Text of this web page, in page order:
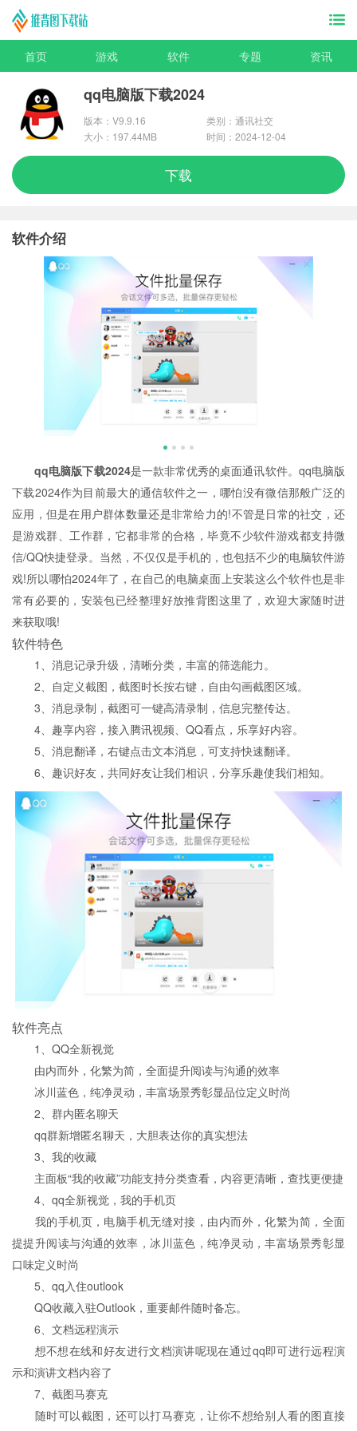
首页 游戏 软件 专题 资讯
qq电脑版下载2024
版本：V9.9.16
类别：通讯社交
大小：197.44MB
时间：2024-12-04
下载
软件介绍
qq电脑版下载2024是一款非常优秀的桌面通讯软件。qq电脑版
下载2024作为目前最大的通信软件之一，哪怕没有微信那般广泛的
应用，但是在用户群体数量还是非常给力的!不管是日常的社交，还
是游戏群、工作群，它都非常的合格，毕竟不少软件游戏都支持微
信/QQ快捷登录。当然，不仅仅是手机的，也包括不少的电脑软件游
戏!所以哪怕2024年了，在自己的电脑桌面上安装这么个软件也是非
常有必要的，安装包已经整理好放推背图这里了，欢迎大家随时进
来获取哦!
软件特色
1、消息记录升级，清晰分类，丰富的筛选能力。
2、自定义截图，截图时长按右键，自由勾画截图区域。
3、消息录制，截图可一键高清录制，信息完整传达。
4、趣享内容，接入腾讯视频、QQ看点，乐享好内容。
5、消息翻译，右键点击文本消息，可支持快速翻译。
6、趣识好友，共同好友让我们相识，分享乐趣使我们相知。
软件亮点
1、QQ全新视觉
由内而外，化繁为简，全面提升阅读与沟通的效率
冰川蓝色，纯净灵动，丰富场景秀彰显品位定义时尚
2、群内匿名聊天
qq群新增匿名聊天，大胆表达你的真实想法
3、我的收藏
主面板“我的收藏”功能支持分类查看，内容更清晰，查找更便捷
4、qq全新视觉，我的手机页
我的手机页，电脑手机无缝对接，由内而外，化繁为简，全面
提提升阅读与沟通的效率，冰川蓝色，纯净灵动，丰富场景秀彰显
口味定义时尚
5、qq入住outlook
QQ收藏入驻Outlook，重要邮件随时备忘。
6、文档远程演示
想不想在线和好友进行文档演讲呢现在通过qq即可进行远程演
示和演讲文档内容了
7、截图马赛克
随时可以截图，还可以打马赛克，让你不想给别人看的图直接